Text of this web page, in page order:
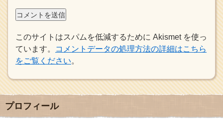
このサイトはスパムを低減するために Akismet を使っ
ています。
コメントデータの処理方法の詳細はこちら
をご覧ください。
プロフィール